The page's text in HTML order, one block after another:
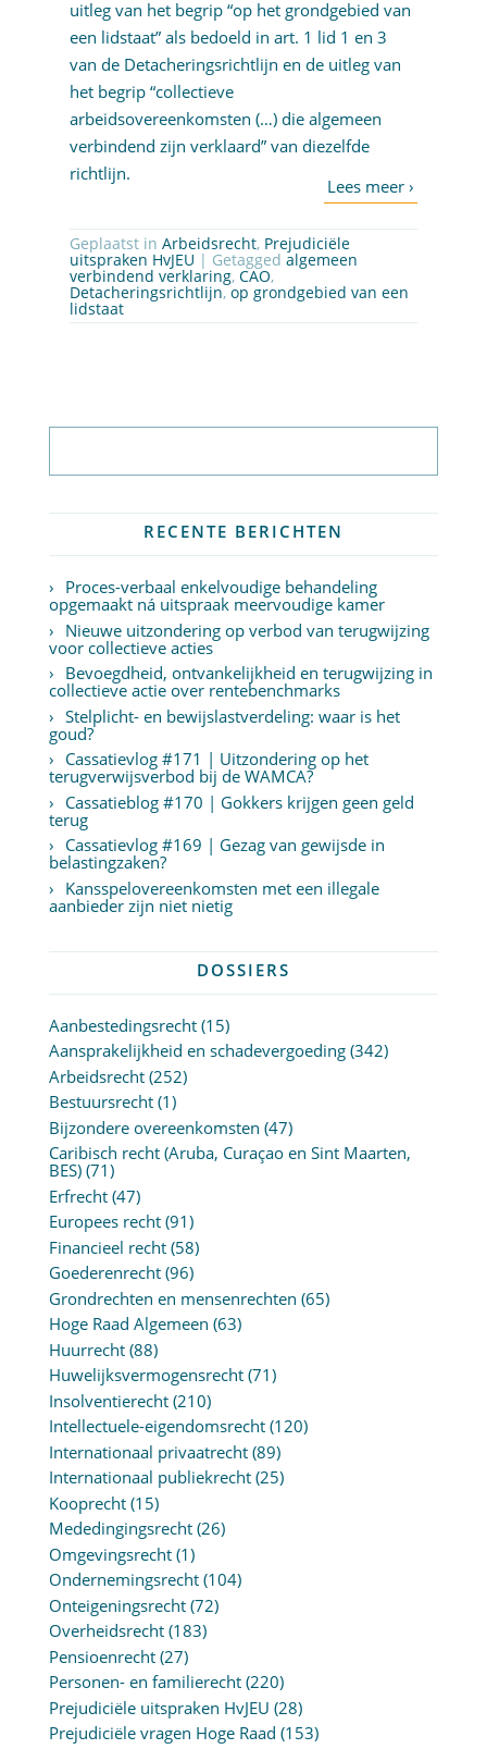
uitleg van het begrip “op het grondgebied van
een lidstaat” als bedoeld in art. 1 lid 1 en 3
van de Detacheringsrichtlijn en de uitleg van
het begrip “collectieve
arbeidsovereenkomsten (…) die algemeen
verbindend zijn verklaard” van diezelfde
richtlijn.
Geplaatst in Arbeidsrecht, Prejudiciële
uitspraken HvJEU | Getagged algemeen
verbindend verklaring, CAO,
Detacheringsrichtlijn, op grondgebied van een
lidstaat
RECENTE BERICHTEN
Proces-verbaal enkelvoudige behandeling
opgemaakt ná uitspraak meervoudige kamer
Nieuwe uitzondering op verbod van terugwijzing
voor collectieve acties
Bevoegdheid, ontvankelijkheid en terugwijzing in
collectieve actie over rentebenchmarks
Stelplicht- en bewijslastverdeling: waar is het
goud?
Cassatievlog #171 | Uitzondering op het
terugverwijsverbod bij de WAMCA?
Cassatieblog #170 | Gokkers krijgen geen geld
terug
Cassatievlog #169 | Gezag van gewijsde in
belastingzaken?
Kansspelovereenkomsten met een illegale
aanbieder zijn niet nietig
DOSSIERS
Aanbestedingsrecht(15)
Aansprakelijkheid en schadevergoeding(342)
Arbeidsrecht(252)
Bestuursrecht(1)
Bijzondere overeenkomsten (47)
Caribisch recht (Aruba, Curaçao en Sint Maarten,
BES)(71)
Erfrecht(47)
Europees recht(91)
Financieel recht(58)
Goederenrecht(96)
Grondrechten en mensenrechten (65)
Hoge Raad Algemeen (63)
Huurrecht(88)
Huwelijksvermogensrecht(71)
Insolventierecht(210)
Intellectuele-eigendomsrecht(120)
Internationaal privaatrecht(89)
Internationaal publiekrecht(25)
Kooprecht(15)
Mededingingsrecht(26)
Omgevingsrecht(1)
Ondernemingsrecht(104)
Onteigeningsrecht(72)
Overheidsrecht(183)
Pensioenrecht(27)
Personen- en familierecht(220)
Prejudiciële uitspraken HvJEU (28)
Prejudiciële vragen Hoge Raad (153)